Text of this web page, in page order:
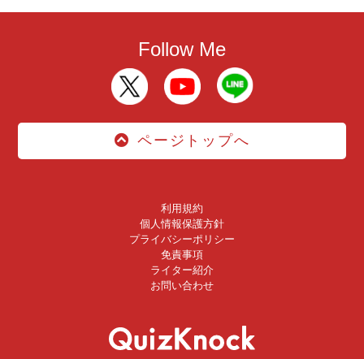
Follow Me
ページトップへ
利用規約
個人情報保護方針
プライバシーポリシー
免責事項
ライター紹介
お問い合わせ